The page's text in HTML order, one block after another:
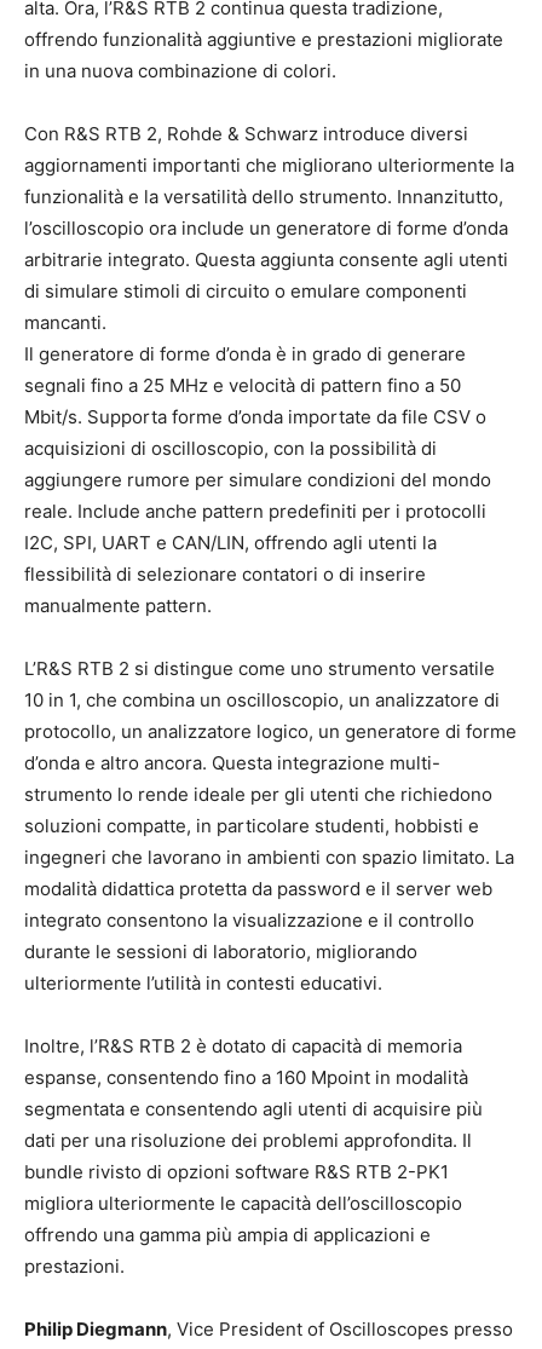
alta. Ora, l’R&S RTB 2 continua questa tradizione,
offrendo funzionalità aggiuntive e prestazioni migliorate
in una nuova combinazione di colori.
Con R&S RTB 2, Rohde & Schwarz introduce diversi
aggiornamenti importanti che migliorano ulteriormente la
funzionalità e la versatilità dello strumento. Innanzitutto,
l’oscilloscopio ora include un generatore di forme d’onda
arbitrarie integrato. Questa aggiunta consente agli utenti
di simulare stimoli di circuito o emulare componenti
mancanti.
Il generatore di forme d’onda è in grado di generare
segnali fino a 25 MHz e velocità di pattern fino a 50
Mbit/s. Supporta forme d’onda importate da file CSV o
acquisizioni di oscilloscopio, con la possibilità di
aggiungere rumore per simulare condizioni del mondo
reale. Include anche pattern predefiniti per i protocolli
I2C, SPI, UART e CAN/LIN, offrendo agli utenti la
flessibilità di selezionare contatori o di inserire
manualmente pattern.
L’R&S RTB 2 si distingue come uno strumento versatile
10 in 1, che combina un oscilloscopio, un analizzatore di
protocollo, un analizzatore logico, un generatore di forme
d’onda e altro ancora. Questa integrazione multi-
strumento lo rende ideale per gli utenti che richiedono
soluzioni compatte, in particolare studenti, hobbisti e
ingegneri che lavorano in ambienti con spazio limitato. La
modalità didattica protetta da password e il server web
integrato consentono la visualizzazione e il controllo
durante le sessioni di laboratorio, migliorando
ulteriormente l’utilità in contesti educativi.
Inoltre, l’R&S RTB 2 è dotato di capacità di memoria
espanse, consentendo fino a 160 Mpoint in modalità
segmentata e consentendo agli utenti di acquisire più
dati per una risoluzione dei problemi approfondita. Il
bundle rivisto di opzioni software R&S RTB 2-PK1
migliora ulteriormente le capacità dell’oscilloscopio
offrendo una gamma più ampia di applicazioni e
prestazioni.
Philip Diegmann, Vice President of Oscilloscopes presso